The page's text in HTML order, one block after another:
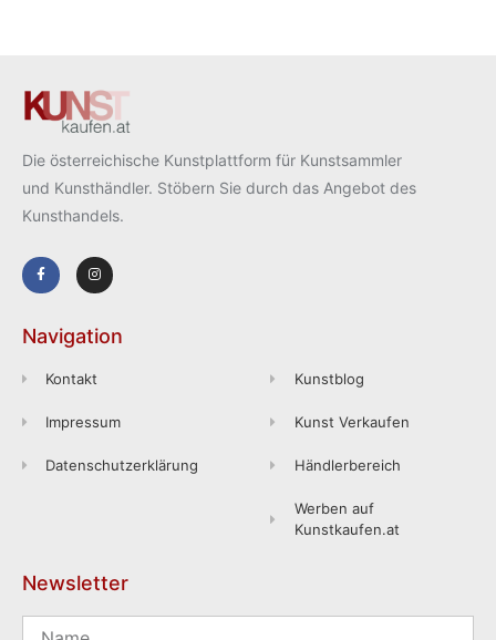
Die österreichische Kunstplattform für Kunstsammler
und Kunsthändler. Stöbern Sie durch das Angebot des
Kunsthandels.
Navigation
Kontakt
Impressum
Datenschutzerklärung
Kunstblog
Kunst Verkaufen
Händlerbereich
Werben auf
Kunstkaufen.at
Newsletter